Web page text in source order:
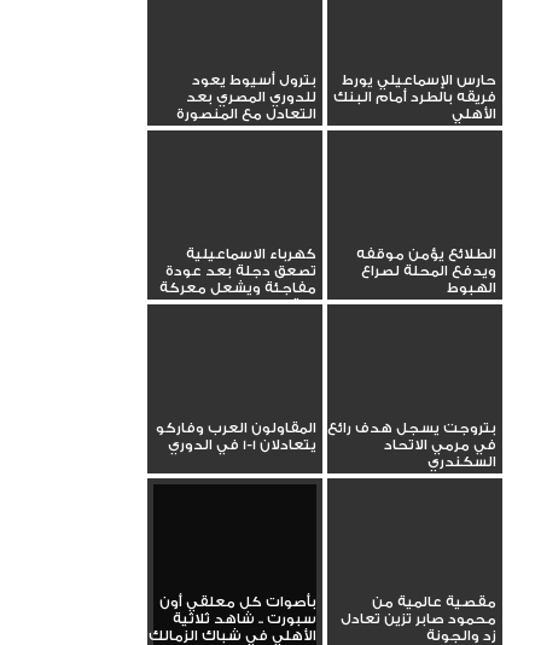
حارس الإسماعيلي يورط
فريقه بالطرد أمام البنك
الأهلي
بترول أسيوط يعود
للدوري المصري بعد
التعادل مع المنصورة
الطلائع يؤمن موقفه
ويدفع المحلة لصراع
الهبوط
كهرباء الاسماعيلية
تصعق دجلة بعد عودة
مفاجئة ويشعل معركة
البقاء
بتروجت يسجل هدف رائع
في مرمي الاتحاد
السكندري
المقاولون العرب وفاركو
يتعادلان 1-1 في الدوري
مقصية عالمية من
محمود صابر تزين تعادل
زد والجونة
بأصوات كل معلقي أون
سبورت .. شاهد ثلاثية
الأهلي في شباك الزمالك